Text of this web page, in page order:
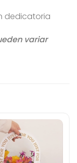
dedicatoria
variar